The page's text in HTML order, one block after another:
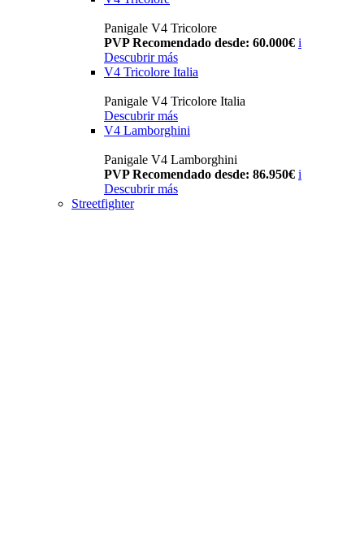
Panigale V4 Tricolore
PVP Recomendado desde: 60.000€ i
Descubrir más
V4 Tricolore Italia
Panigale V4 Tricolore Italia
Descubrir más
V4 Lamborghini
Panigale V4 Lamborghini
PVP Recomendado desde: 86.950€ i
Descubrir más
Streetfighter